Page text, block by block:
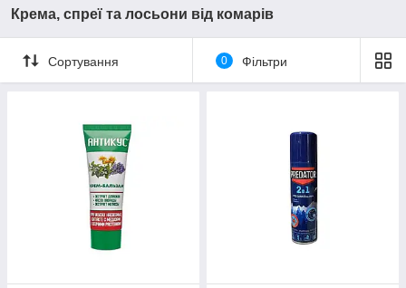
Крема, спреї та лосьони від комарів
Сортування 0 Фільтри